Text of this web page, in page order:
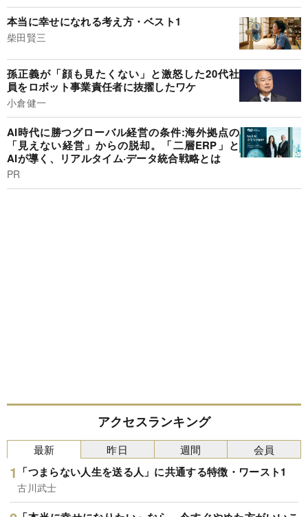
本当に幸せになれる考え方・ベスト1
柴田賢三
孫正義が「顔も見たくない」と激怒した20代社
員をロボット事業責任者に抜擢したワケ
小倉健一
AI時代に勝つグローバル経営の条件:海外拠点の
「見えない経営」からの脱却。「二層ERP」と
AIが導く、リアルタイム·データ統合戦略とは
PR
アクセスランキング
最新
「つまらない人生を送る人」に共通する特徴・ワースト1
古川武士
昨日 週間 会員